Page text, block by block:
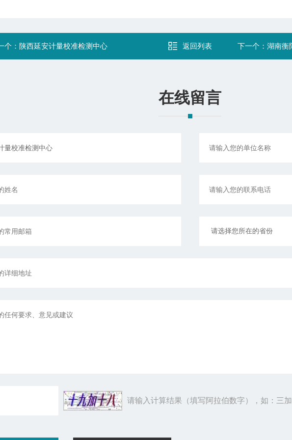
个： 陕西延安计量校准检测中心 返回列表 下一个： 湖南衡
在线留言
请输入计算结果（填写阿拉伯数字），如：三